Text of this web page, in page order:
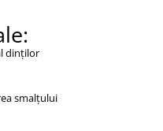
dinților
smalțului